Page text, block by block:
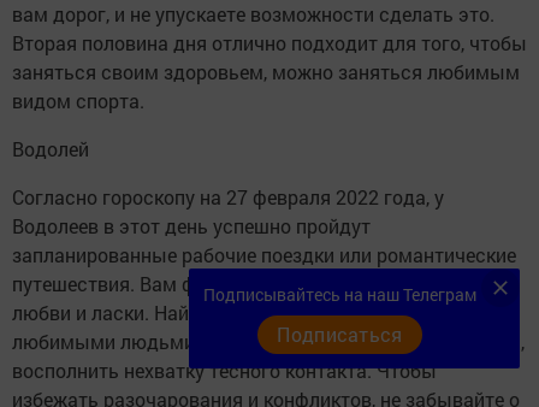
вам дорог, и не упускаете возможности сделать это.
Вторая половина дня отлично подходит для того, чтобы
заняться своим здоровьем, можно заняться любимым
видом спорта.
Водолей
Согласно гороскопу на 27 февраля 2022 года, у
Водолеев в этот день успешно пройдут
запланированные рабочие поездки или романтические
путешествия. Вам физически не хватает проявлений
любви и ласки. Найдите время побыть рядом с
любимыми людьми, пообщаться на отвлечённые темы,
восполнить нехватку тесного контакта. Чтобы
избежать разочарования и конфликтов, не забывайте о
Подписывайтесь на наш Телеграм
Подписаться